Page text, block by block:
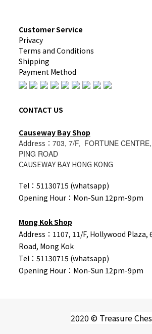
Customer Service
Privacy
Terms and Conditions
Shipping
Payment Method
CONTACT US
Causeway Bay Shop
Address： 703, 7/F, FORTUNE
PING ROAD
CAUSEWAY BAY HONG KONG
Tel：51130715 (whatsapp)
Opening Hour：Mon-Sun 12pm-9pm
Mong Kok Shop
Address：1107, 11/F, Hollywood Plaza,
Road, Mong Kok
Tel： 51130715 (whatsapp)
Opening Hour：Mon-Sun 12pm-9pm
2020 © Treasure